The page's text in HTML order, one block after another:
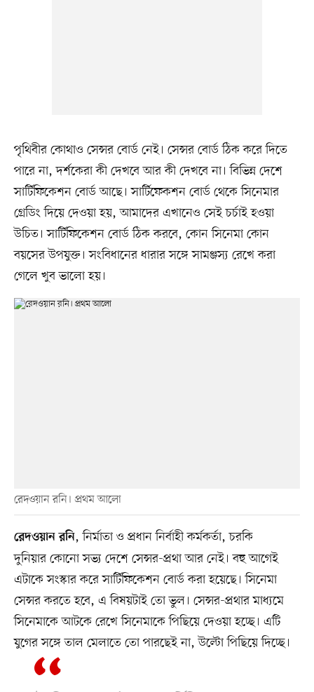
পৃথিবীর কোথাও সেন্সর বোর্ড নেই। সেন্সর বোর্ড ঠিক করে দিতে
পারে না, দর্শকেরা কী দেখবে আর কী দেখবে না। বিভিন্ন দেশে
সার্টিফিকেশন বোর্ড আছে। সার্টিফেকশন বোর্ড থেকে সিনেমার
গ্রেডিং দিয়ে দেওয়া হয়, আমাদের এখানেও সেই চর্চাই হওয়া
উচিত। সার্টিফিকেশন বোর্ড ঠিক করবে, কোন সিনেমা কোন
বয়সের উপযুক্ত। সংবিধানের ধারার সঙ্গে সামঞ্জস্য রেখে করা
গেলে খুব ভালো হয়।
রেদওয়ান রনি। প্রথম আলো
রেদওয়ান রনি, নির্মাতা ও প্রধান নির্বাহী কর্মকর্তা, চরকি
দুনিয়ার কোনো সভ্য দেশে সেন্সর-প্রথা আর নেই। বহু আগেই
এটাকে সংস্কার করে সার্টিফিকেশন বোর্ড করা হয়েছে। সিনেমা
সেন্সর করতে হবে, এ বিষয়টাই তো ভুল। সেন্সর-প্রথার মাধ্যমে
সিনেমাকে আটকে রেখে সিনেমাকে পিছিয়ে দেওয়া হচ্ছে। এটি
যুগের সঙ্গে তাল মেলাতে তো পারছেই না, উল্টো পিছিয়ে দিচ্ছে।